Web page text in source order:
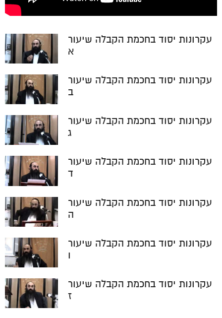
עקרונות יסוד בחכמת הקבלה שיעור
א
עקרונות יסוד בחכמת הקבלה שיעור
ב
עקרונות יסוד בחכמת הקבלה שיעור
ג
עקרונות יסוד בחכמת הקבלה שיעור
ד
עקרונות יסוד בחכמת הקבלה שיעור
ה
עקרונות יסוד בחכמת הקבלה שיעור
ו
עקרונות יסוד בחכמת הקבלה שיעור
ז